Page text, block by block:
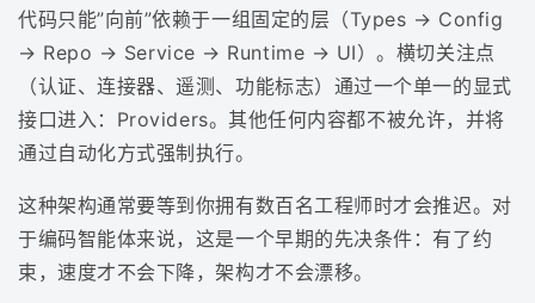
代码只能”向前”依赖于一组固定的层（Types → Config
→ Repo → Service → Runtime → UI）。横切关注点
（认证、连接器、遥测、功能标志）通过一个单一的显式
接口进入：Providers。其他任何内容都不被允许，并将
通过自动化方式强制执行。
这种架构通常要等到你拥有数百名工程师时才会推迟。对
于编码智能体来说，这是一个早期的先决条件：有了约
束，速度才不会下降，架构才不会漂移。